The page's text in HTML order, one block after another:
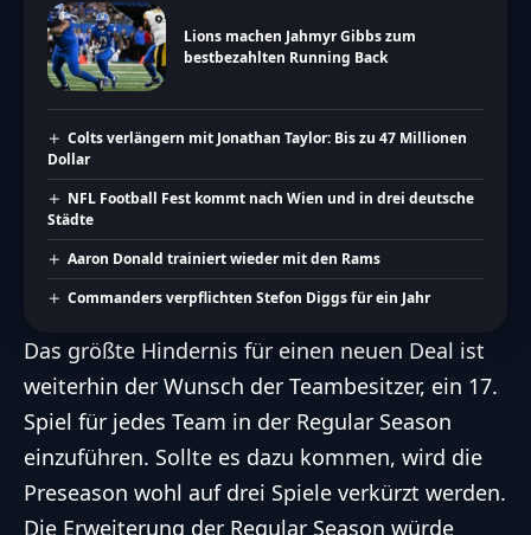
Lions machen Jahmyr Gibbs zum
bestbezahlten Running Back
Colts verlängern mit Jonathan Taylor: Bis zu 47 Millionen
Dollar
NFL Football Fest kommt nach Wien und in drei deutsche
Städte
Aaron Donald trainiert wieder mit den Rams
Commanders verpflichten Stefon Diggs für ein Jahr
Das größte Hindernis für einen neuen Deal ist
weiterhin der Wunsch der Teambesitzer, ein 17.
Spiel für jedes Team in der Regular Season
einzuführen. Sollte es dazu kommen, wird die
Preseason wohl auf drei Spiele verkürzt werden.
Die Erweiterung der Regular Season würde